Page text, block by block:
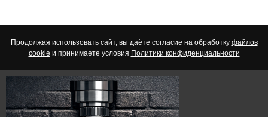
Продолжая использовать сайт, вы даёте согласие на обработку файлов
cookie и принимаете условия Политики конфиденциальности